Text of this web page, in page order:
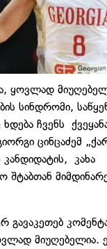
ყოვლად
სინდრომი,
ჩვენს
ცინცაძემ
კახა
შტაბთან
გავაკეთებ
მიუღებელია.